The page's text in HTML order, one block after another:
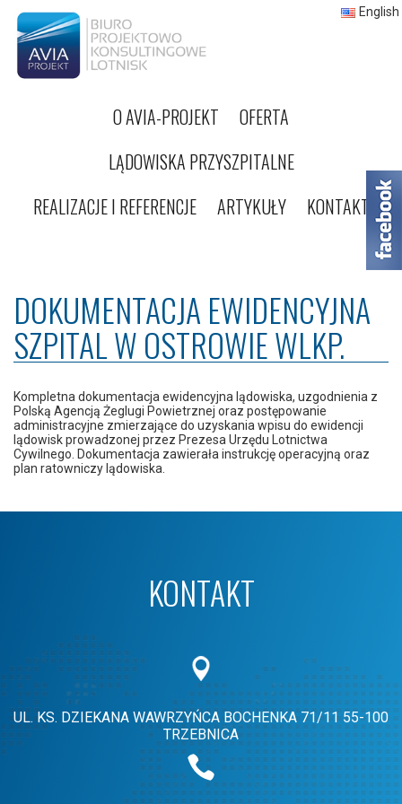
O AVIA-PROJEKT
OFERTA
LĄDOWISKA PRZYSZPITALNE
REALIZACJE I REFERENCJE
ARTYKUŁY KONTAKT
English
DOKUMENTACJA EWIDENCYJNA
SZPITAL W OSTROWIE WLKP.
Kompletna dokumentacja ewidencyjna lądowiska, uzgodnienia z
Polską Agencją Żeglugi Powietrznej oraz postępowanie
administracyjne zmierzające do uzyskania wpisu do ewidencji
lądowisk prowadzonej przez Prezesa Urzędu Lotnictwa
Cywilnego. Dokumentacja zawierała instrukcję operacyjną oraz
plan ratowniczy lądowiska.
KONTAKT
UL. KS. DZIEKANA WAWRZYŃCA BOCHENKA 71/11 55-100
TRZEBNICA